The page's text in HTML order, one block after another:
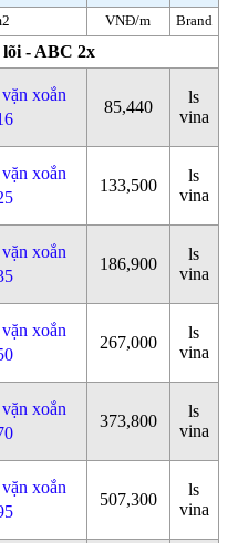
VNĐ/m Brand
lõi - ABC 2x
xoắn
85,440
ls
vina
xoắn
133,500
ls
vina
xoắn
186,900
ls
vina
xoắn
267,000
ls
vina
xoắn
373,800
ls
vina
xoắn
507,300
ls
vina